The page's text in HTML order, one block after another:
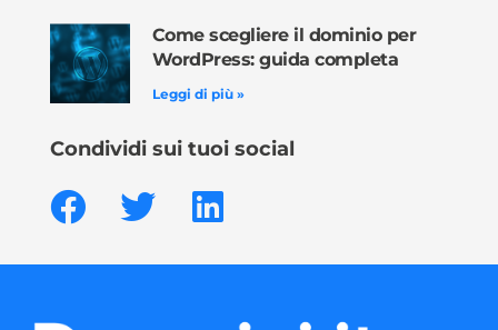
Come scegliere il dominio per
WordPress: guida completa
Leggi di più »
Condividi sui tuoi social